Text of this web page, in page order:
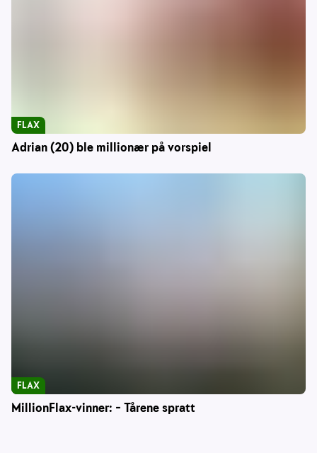
Adrian (20) ble millionær på vorspiel
FLAX
MillionFlax-vinner: – Tårene spratt
FLAX